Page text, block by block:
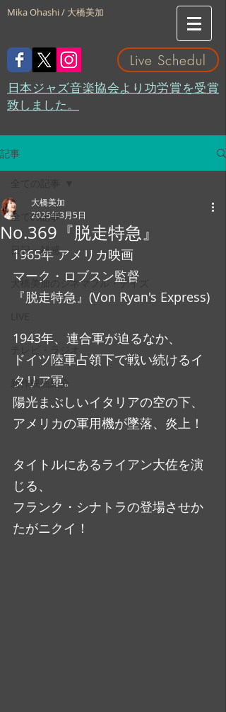
Mika Ohashi / 大橋美加
Live Schedul
​日本ジャズ音楽協会より功労賞を受賞
致しました。
記事
全ての記事
日記・雑感
大橋美加のシネマフル・デイズ
テレビ・ラジオ
新作映画紹介
No.369『脱走特急』
大橋美加
2025年3月5日
1965年 アメリカ映画
マーク・ロブスン監督
『脱走特急』(Von Ryan's Express)
1943年、連合軍が迫るなか、
ドイツ陸軍占領下で戦い続けるイ
タリア軍。
陽光まぶしいイタリアの空の下、
アメリカの軍用機が墜落、炎上！
タイトルにあるライアン大佐を演
じる、
フランク・シナトラの登場させか
たがニクイ！